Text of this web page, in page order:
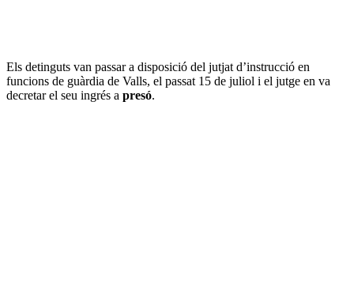
Els detinguts van passar a disposició del jutjat d’instrucció en
funcions de guàrdia de Valls, el passat 15 de juliol i el jutge en va
decretar el seu ingrés a presó.